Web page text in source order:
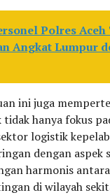
Polres Aceh
Angkat Lumpur
ini juga
tidak hanya fokus
logistik
dengan aspek
harmonis
di wilayah